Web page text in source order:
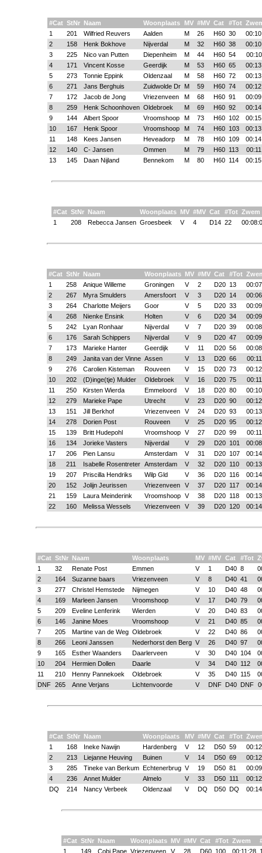
#Cat StNr Naam Woonplaats MV #MV Cat #Tot
1
201 Wilfried Reuvers Aalden M 26 H60 30
2
158 Henk Bokhove Nijverdal M 32 H60 38
3
225 Nico van Putten Diepenheim M 44 H60 54
4
171 Vincent Kosse Geerdijk M 53 H60 65
5
273 Tonnie Eppink Oldenzaal M 58 H60 72
6
271 Jans Berghuis Zuidwolde Dr M 59 H60 74
7
172 Jacob de Jong Vriezenveen M 68 H60 91
8
259 Henk Schoonhoven Oldebroek M 69 H60 92
9
144 Albert Spoor Vroomshoop M 73 H60 102
10
167 Henk Spoor Vroomshoop M 74 H60 103
11
148 Kees Jansen Heveadorp M 78 H60 109
12
140 C- Jansen Ommen M 79 H60 113
13
145 Daan Nijland Bennekom M 80 H60 114
#Cat StNr Naam Woonplaats MV #MV Cat #Tot Zwem
1
208 Rebecca Jansen Groesbeek V 4 D14 22
#Cat StNr Naam Woonplaats MV #MV Cat #Tot
1
258 Anique Willeme Groningen V 2 D20 13
2
267 Myra Smulders Amersfoort V 3 D20 14
3
264 Charlotte Meijers Goor V 5 D20 33
4
268 Nienke Ensink Holten V 6 D20 34
5
242 Lyan Ronhaar Nijverdal V 7 D20 39
6
176 Sarah Schippers Nijverdal V 9 D20 47
7
173 Marieke Hanter Geerdijk V 11 D20 56
8
249 Janita van der Vinne Assen V 13 D20 66
9
276 Carolien Kisteman Rouveen V 15 D20 73
10
202 (D)inge(tje) Mulder Oldebroek V 16 D20 75
11
250 Kirsten Wierda Emmeloord V 18 D20 80
12
279 Marieke Pape Utrecht V 23 D20 90
13
151 Jill Berkhof Vriezenveen V 24 D20 93
14
278 Dorien Post Rouveen V 25 D20 95
15
139 Britt Hudepohl Vroomshoop V 27 D20 99
16
134 Jorieke Vasters Nijverdal V 29 D20 101
17
206 Pien Lansu Amsterdam V 31 D20 107
18
211 Isabelle Rosentreter Amsterdam V 32 D20 110
19
207 Priscilla Hendriks Wilp Gld V 36 D20 116
20
152 Jolijn Jeurissen Vriezenveen V 37 D20 117
21
159 Laura Meinderink Vroomshoop V 38 D20 118
22
160 Melissa Wessels Vriezenveen V 39 D20 120
#Cat StNr Naam Woonplaats MV #MV Cat #Tot
1
32 Renate Post Emmen V 1 D40 8
2
164 Suzanne baars Vriezenveen V 8 D40 41
3
277 Christel Hemstede Nijmegen V 10 D40 48
4
169 Marleen Jansen Vroomshoop V 17 D40 79
5
209 Eveline Lenferink Wierden V 20 D40 83
6
146 Janine Moes Vroomshoop V 21 D40 85
7
205 Martine van de Weg Oldebroek V 22 D40 86
8
266 Leoni Janssen Nederhorst den Berg V 26 D40 97
9
165 Esther Waanders Daarlerveen V 30 D40 104
10
204 Hermien Dollen Daarle V 34 D40 112
11
210 Henny Pannekoek Oldebroek V 35 D40 115
DNF 265 Anne Verjans Lichtenvoorde V DNF D40 DNF
#Cat StNr Naam Woonplaats MV #MV Cat #Tot
1
168 Ineke Nawijn Hardenberg V 12 D50 59
2
213 Liejanne Heuving Buinen V 14 D50 69
3
285 Tineke van Berkum Echtenerbrug V 19 D50 81
4
236 Annet Mulder Almelo V 33 D50 111
DQ
214 Nancy Verbeek Oldenzaal V DQ D50 DQ
#Cat StNr Naam Woonplaats MV #MV Cat #Tot Zwem
1
149 Cobi Pape Vriezenveen V 28 D60 100 00:11:28